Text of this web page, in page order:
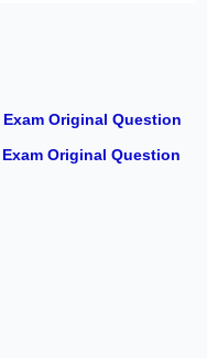
Original Question
Original Question